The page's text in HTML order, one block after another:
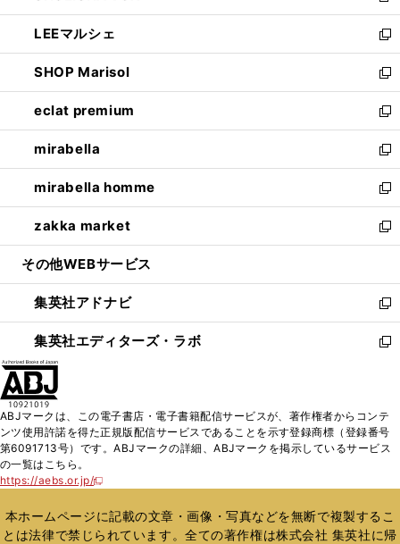
開
く
ウ
で
開
く
ン
ド
ウ
で
開
く
ウ
ィ
ン
ド
ウ
で
開
く
し
い
ウ
ィ
ン
ド
ウ
で
開
く
LEEマルシェ
新
し
い
ウ
ィ
ン
ド
ウ
で
開
く
SHOP Marisol
新
し
い
ウ
ィ
ン
ド
ウ
で
開
eclat premium
新
し
い
ウ
ィ
ン
ド
ウ
開
く
mirabella
新
し
い
ウ
ィ
ン
ウ
で
開
く
mirabella homme
新
し
い
ウ
ン
ド
ウ
で
zakka market
新
し
ウ
ィ
ン
ド
く
その他WEBサービス
集英社アドナビ
新
し
い
ド
ウ
で
集英社エディターズ・ラボ
新
ィ
ン
ド
開
く
ABJマークは、この電子書店・電子書籍配信サービスが、著作権者からコンテ
ンツ使用許諾を得た正規版配信サービスであることを示す登録商標（登録番号
第6091713号）です。ABJマークの詳細、ABJマークを掲示しているサービス
の一覧はこちら。
https://aebs.or.jp/
新
い
ウ
ィ
本ホームページに記載の文章・画像・写真などを無断で複製するこ
とは法律で禁じられています。全ての著作権は株式会社 集英社に帰